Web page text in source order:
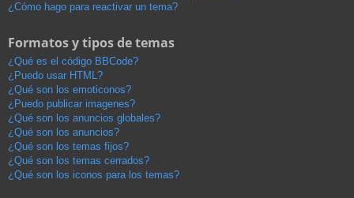
¿Cómo hago para reactivar un tema?
Formatos y tipos de temas
¿Qué es el código BBCode?
¿Puedo usar HTML?
¿Qué son los emoticonos?
¿Puedo publicar imagenes?
¿Qué son los anuncios globales?
¿Qué son los anuncios?
¿Qué son los temas fijos?
¿Qué son los temas cerrados?
¿Qué son los iconos para los temas?